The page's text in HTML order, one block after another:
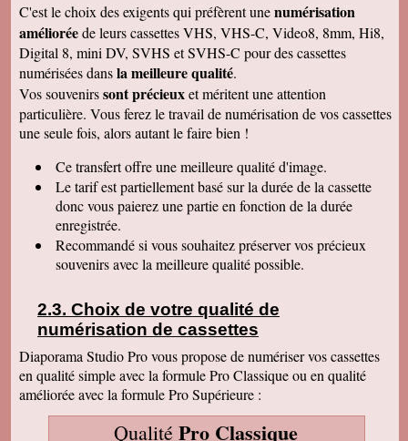
de déballer et de picorer d'une cassette à l'autre.
Merci pour le travail. Nos souvenirs sont sauvés
: une grande joie pour mes enfants et mes
petits enfants. Je vous recommanderais dans
mon entourage pour votre sérieux. Merci
encore.
Aurélie V
Bonjour Sandrine !! J'ai mis du temps pour vous
écrire un commentaire très positif car nous
Merveilleux travail !!! Les films sont super !!
Excellente qualité d'images malgré l'âge des K7
:) Vous êtes une personne de confiance et je
suis heureuse de vous avoir confié les vidéos
de ma Maman décédée !! Je vous recommande
vraiment !! Prenez bien soin de vous !! Au
plaisir
Gislaine P
pas que ça rendrait aussi bien du fait que mes
cassettes sont vieilles plus de 30 ans ! Je vais
parler de vous à ma soeur qui a des cassettes a
copier aussi sur des cd. Bonne journée
Félix F.
J'ai bien reçu votre colis et vous remercie d'
les disquettes et suis pour ma part satisfait , je
C'est le choix des exigents qui préfèrent unenumérisation
amélioréede leurs cassettes VHS, VHS-C, Video8, 8mm, Hi8,
Digital 8, mini DV, SVHS et SVHS-C pour des cassettes
numérisées dansla meilleure qualité.
Vos souvenirssont précieuxet méritent une attention
particulière. Vous ferez le travail de numérisation de vos cassettes
une seule fois, alors autant le faire bien !
Ce transfertoffre une meilleure qualité d'image.
Le tarif est partiellement basé sur la durée de la cassette
donc vous paierez une partie en fonction de la durée
enregistrée.
Recommandé si vous souhaitez préserver vos précieux
souvenirs avec la meilleure qualité possible.
Choix de votre qualité de
numérisation de cassettes
Diaporama Studio Pro vous propose de numériser vos cassettes
en qualité simple avec la formule Pro Classique ou en qualité
améliorée avec la formule Pro Supérieure :
Qualité Pro Classique